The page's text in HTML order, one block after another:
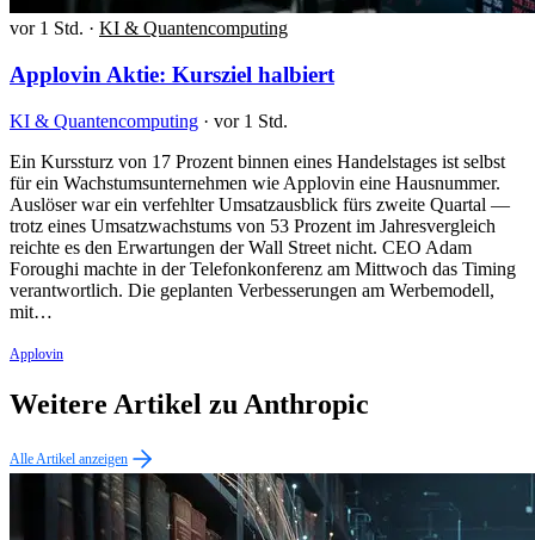
vor 1 Std. · KI & Quantencomputing
Applovin Aktie: Kursziel halbiert
KI & Quantencomputing · vor 1 Std.
Ein Kurssturz von 17 Prozent binnen eines Handelstages ist selbst
für ein Wachstumsunternehmen wie Applovin eine Hausnummer.
Auslöser war ein verfehlter Umsatzausblick fürs zweite Quartal —
trotz eines Umsatzwachstums von 53 Prozent im Jahresvergleich
reichte es den Erwartungen der Wall Street nicht. CEO Adam
Foroughi machte in der Telefonkonferenz am Mittwoch das Timing
verantwortlich. Die geplanten Verbesserungen am Werbemodell,
mit…
Applovin
Weitere Artikel zu Anthropic
Alle Artikel anzeigen